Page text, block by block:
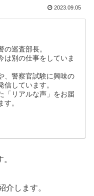
2023.09.05
巡査部長。
は別の仕事をしていま
、警察官試験に興味の
しています。
「リアルな声」をお届
。
介します。